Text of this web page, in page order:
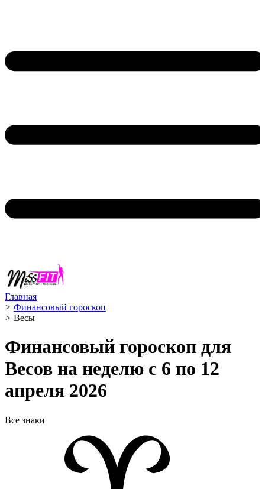
Главная
> Финансовый гороскоп
> Весы ️
Финансовый гороскоп для
Весов на неделю с 6 по 12
апреля 2026
Все знаки